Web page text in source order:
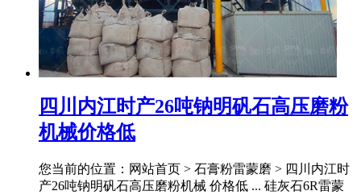
四川内江时产26吨钠明矾石高压磨粉
机械价格低
您当前的位置：网站首页 > 石膏粉雷蒙磨 > 四川内江时
产26吨钠明矾石高压磨粉机械 价格低 ... 硅灰石6R雷蒙